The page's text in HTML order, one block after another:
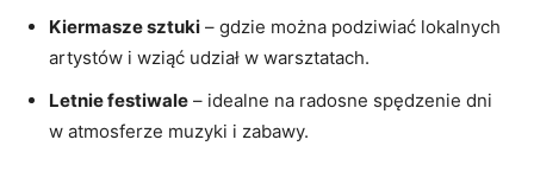
Kiermasze ⁢sztuki –‍ gdzie można⁣ podziwiać lokalnych
artystów ⁢i ‌wziąć udział w warsztatach.
Letnie ⁣festiwale – idealne na radosne ‍spędzenie dni‌
w atmosferze muzyki i zabawy.